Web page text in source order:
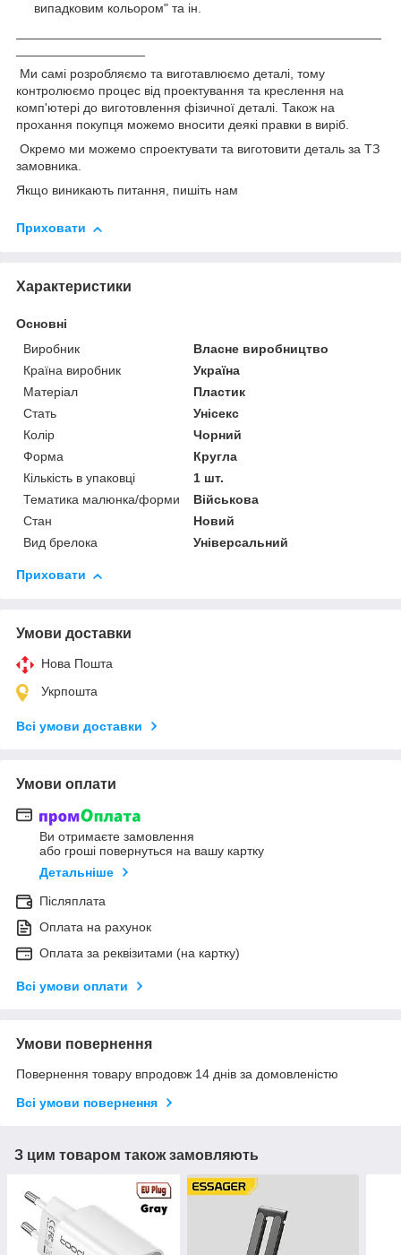
випадковим кольором" та ін.
Ми самі розробляємо та виготавлюємо деталі, тому
контролюємо процес від проектування та креслення на
комп'ютері до виготовлення фізичної деталі. Також на
прохання покупця можемо вносити деякі правки в виріб.
Окремо ми можемо спроектувати та виготовити деталь за ТЗ
замовника.
Якщо виникають питання, пишіть нам
Приховати
Характеристики
Основні
Виробник
Власне виробництво
Країна виробник
Україна
Матеріал
Пластик
Стать
Унісекс
Колір
Чорний
Форма
Кругла
Кількість в упаковці
1 шт.
Тематика малюнка/форми
Військова
Стан
Новий
Вид брелока
Універсальний
Приховати
Умови доставки
Нова Пошта
Укрпошта
Всі умови доставки
Умови оплати
Ви отримаєте замовлення
або гроші повернуться на вашу картку
Детальніше
Післяплата
Оплата на рахунок
Оплата за реквізитами (на картку)
Всі умови оплати
Умови повернення
Повернення товару впродовж 14 днів за домовленістю
Всі умови повернення
З цим товаром також замовляють